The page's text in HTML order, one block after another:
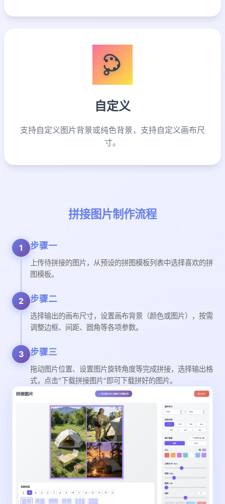
自定义
支持自定义图片背景或纯色背景，支持自定义画布尺
寸。
拼接图片制作流程
1 步骤一
上传待拼接的图片，从预设的拼图模板列表中选择喜欢的拼
图模板。
2 步骤二
选择输出的画布尺寸，设置画布背景（颜色或图片），按需
调整边框、间距、圆角等各项参数。
3 步骤三
拖动图片位置、设置图片旋转角度等完成拼接，选择输出格
式，点击"下载拼接图片"即可下载拼好的图片。